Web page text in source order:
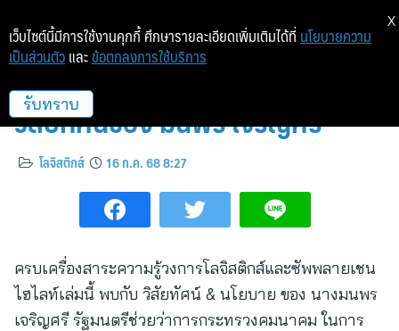
Logistics Mag ฉบับล่าสุด เปิด
วิสัยทัศน์ของ มนพร เจริญศรี
โลจิสติกส์ 16 ก.ค. 68 8:27
ครบเครื่องสาระความรู้วงการโลจิสติกส์และซัพพลายเชน
ไฮไลท์เล่มนี้ พบกับ วิสัยทัศน์ & นโยบาย ของ นางมนพร
เจริญศรี รัฐมนตรีช่วยว่าการกระทรวงคมนาคม ในการ
เว็บไซต์นี้มีการใช้งานคุกกี้ ศึกษารายละเอียดเพิ่มเติมได้ที่ นโยบายความ
เป็นส่วนตัว และ ข้อตกลงการใช้บริการ
รับทราบ
X